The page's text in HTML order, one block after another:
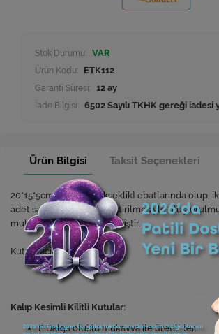
Stok Durumu: VAR
Ürün Kodu: ETK112
Garanti Süresi: 12 ay
İade Bilgisi:
Ürün Bilgisi Taksit Seçenekleri
20*15*5cm [Boy*En*Yükseklik] ebatlarında olup,
adet saman kağıdın birleştirilmesiyle
mukavva levhadan üretilmiştir.
Kutu Hacim : 0,5 Desi
Kalıp Kesimli Kilitli Kutular:
E Dalga oluklu mukavva ile üretilirler.